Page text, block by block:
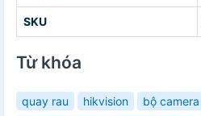
SKU
Từ khóa
quay rau hikvision
bộ camera